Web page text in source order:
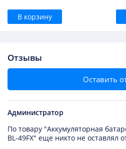
В корзину
Отзывы
Оставить
Администратор
По товару "Аккумуляторная
BL-49FX" еще никто не оставлял